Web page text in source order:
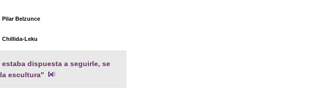
Pilar Belzunce
Chillida-Leku
dispuesta a seguirle, se
escultura"